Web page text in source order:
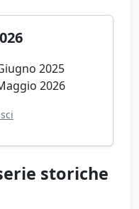
2025
2026
storiche